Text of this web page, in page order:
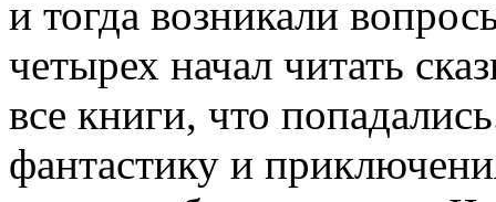
и тогда возникали
четырех начал читать
все книги, что
фантастику и